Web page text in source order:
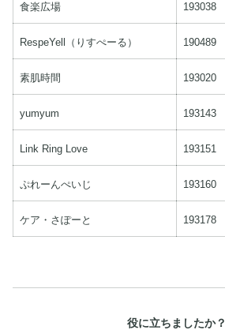
食楽広場 193038
RespeYell（りすぺーる） 190489
素肌時間 193020
yumyum 193143
Link Ring Love 193151
ぷれーんぺいじ 193160
ケア・さぽーと 193178
役に立ちましたか？